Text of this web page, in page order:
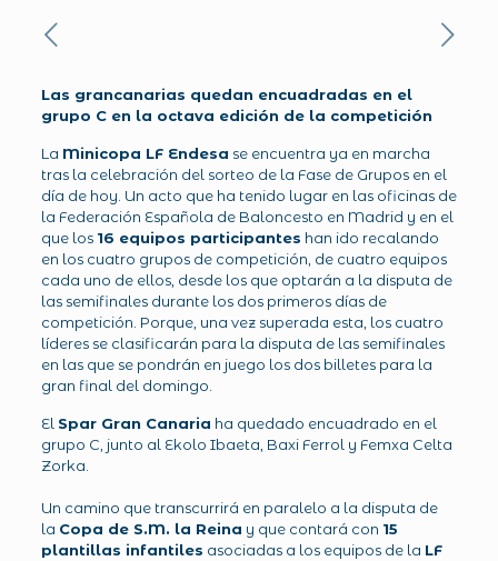
Las grancanarias quedan encuadradas en el
grupo C en la octava edición de la competición
La Minicopa LF Endesa se encuentra ya en marcha
tras la celebración del sorteo de la Fase de Grupos en el
día de hoy. Un acto que ha tenido lugar en las oficinas de
la Federación Española de Baloncesto en Madrid y en el
que los 16 equipos participantes han ido recalando
en los cuatro grupos de competición, de cuatro equipos
cada uno de ellos, desde los que optarán a la disputa de
las semifinales durante los dos primeros días de
competición. Porque, una vez superada esta, los cuatro
líderes se clasificarán para la disputa de las semifinales
en las que se pondrán en juego los dos billetes para la
gran final del domingo.
El Spar Gran Canaria ha quedado encuadrado en el
grupo C, junto al Ekolo Ibaeta, Baxi Ferrol y Femxa Celta
Zorka.
Un camino que transcurrirá en paralelo a la disputa de
la Copa de S.M. la Reina y que contará con 15
plantillas infantiles asociadas a los equipos de la LF